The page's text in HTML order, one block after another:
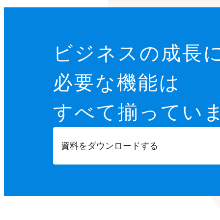
ビジネスの成長
必要な機能は
すべて揃ってい
資料をダウンロードする